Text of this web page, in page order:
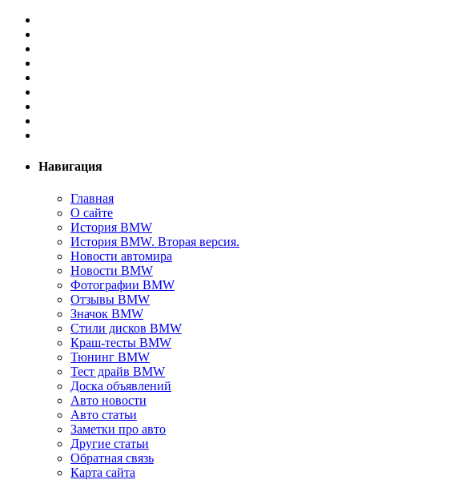
Навигация
Главная
О сайте
История BMW
История BMW. Вторая версия.
Новости автомира
Новости BMW
Фотографии BMW
Отзывы BMW
Значок BMW
Стили дисков BMW
Краш-тесты BMW
Тюнинг BMW
Тест драйв BMW
Доска объявлений
Авто новости
Авто статьи
Заметки про авто
Другие статьи
Обратная связь
Карта сайта